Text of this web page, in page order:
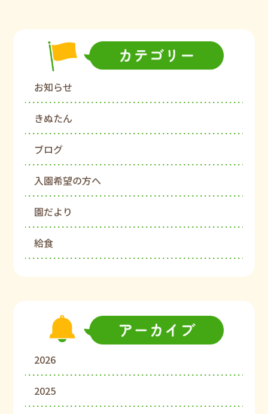
お知らせ
きぬたん
ブログ
入園希望の方へ
園だより
給食
2026
2025